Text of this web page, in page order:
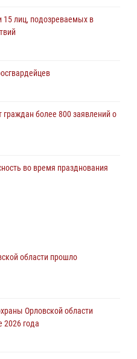
15 лиц, подозреваемых в
более 800 заявлений о
во время празднования
незарегистрированное
в орловском кафе
области прошло
Орловской области
2026 года